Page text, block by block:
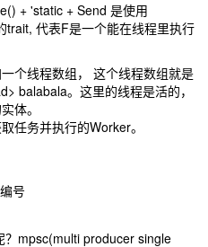
+ 'static + Send 是使用
代表F是一个能在线程里执行
个线程数组， 这个线程数组就是
balabala。这里的线程是活的，
体。
任务并执行的Worker。
号
？mpsc(multi producer single